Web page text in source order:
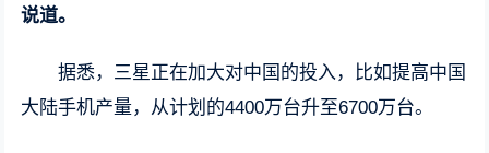
说道。
据悉，三星正在加大对中国的投入，比如提高中国
大陆手机产量，从计划的4400万台升至6700万台。